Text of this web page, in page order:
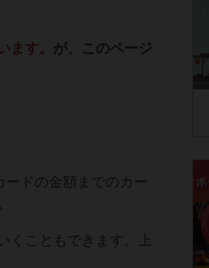
ます。 が、このページ
ドの金額までのカー
こともできます。上